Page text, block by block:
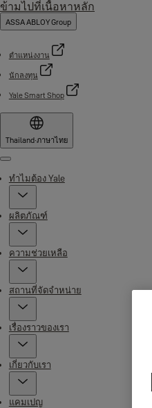
ข้ามไปที่เนื้อหาหลัก
ASSA ABLOY Group
ตำแหน่งงาน
นักลงทุน
Yale Smart Shop
Thailand·ภาษาไทย
Menu
ทำไมต้อง Yale
ผลิตภัณฑ์
ความช่วยเหลือ
สถานที่จัดจำหน่าย
เรื่องราวของเรา
เกี่ยวกับเรา
แคมเปญ